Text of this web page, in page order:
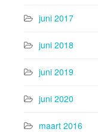
juni 2017
juni 2018
juni 2019
juni 2020
maart 2016